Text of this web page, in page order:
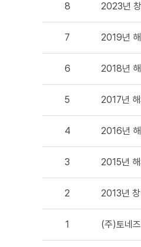
8 2023년
7 2019년
6 2018년
5 2017년
4 2016년
3 2015년
2 2013년
1 (주)토네